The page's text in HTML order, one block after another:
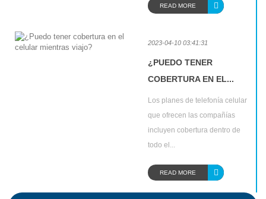
READ MORE
2023-04-10 03:41:31
¿PUEDO TENER
COBERTURA EN EL...
Los planes de telefonía celular
que ofrecen las compañías
incluyen cobertura dentro de
todo el...
READ MORE